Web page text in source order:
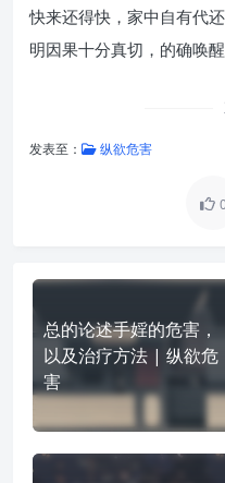
快来还得快，家中自有代
明因果十分真切，的确唤
发表至： 纵欲危害
总的论述手婬的危害，
以及治疗方法 | 纵欲危
害